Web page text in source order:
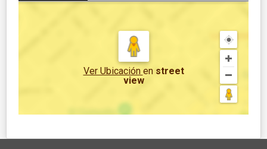
Ver Ubicación en street
view